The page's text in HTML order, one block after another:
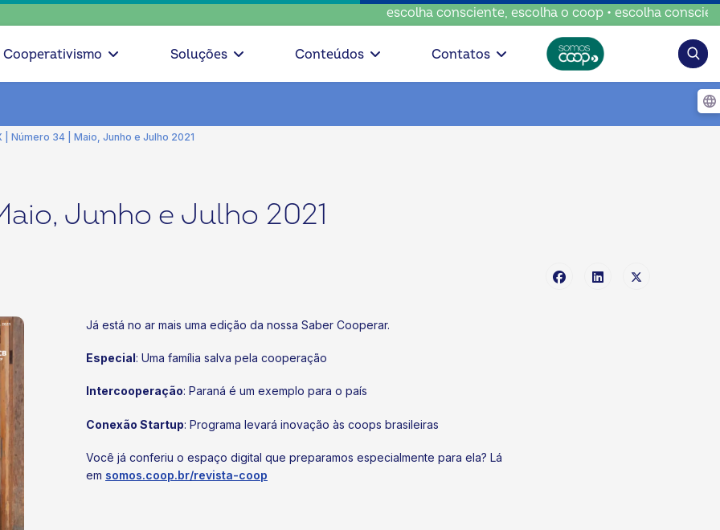
escolha consciente, escolha o coop • escolha consciente,
Cooperativismo Soluções Conteúdos Contatos
| Número 34 | Maio, Junho e Julho 2021
Junho e Julho 2021
Já está no ar mais uma edição da nossa Saber Cooperar.
Especial: Uma família salva pela cooperação
Intercooperação: Paraná é um exemplo para o país
Conexão Startup: Programa levará inovação às coops brasileiras
Você já conferiu o espaço digital que preparamos especialmente para ela? Lá
em somos.coop.br/revista-coop